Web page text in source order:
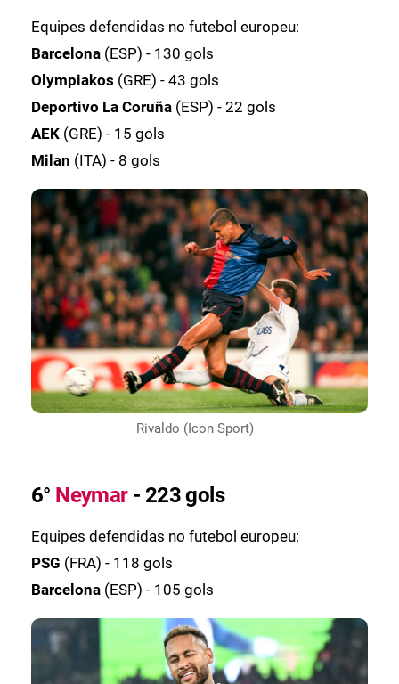
Equipes defendidas no futebol europeu:
Barcelona (ESP) - 130 gols
Olympiakos (GRE) - 43 gols
Deportivo La Coruña (ESP) - 22 gols
AEK (GRE) - 15 gols
Milan (ITA) - 8 gols
Rivaldo (Icon Sport)
6° Neymar- 223 gols
Equipes defendidas no futebol europeu:
PSG (FRA) - 118 gols
Barcelona (ESP) - 105 gols